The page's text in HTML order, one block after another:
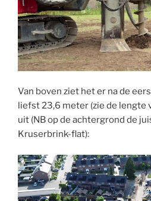
Van boven ziet het er na de
liefst 23,6 meter (zie de lengte
uit (NB op de achtergrond de
Kruserbrink-flat):